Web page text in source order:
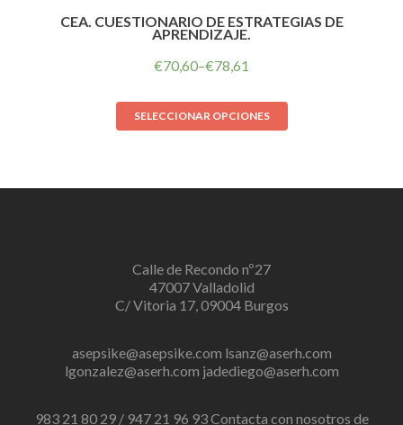
CEA. CUESTIONARIO DE ESTRATEGIAS DE
APRENDIZAJE.
€70,60–€78,61
SELECCIONAR OPCIONES
Calle de Recondo nº27
47007 Valladolid
C/ Vitoria 17, 09004 Burgos
asepsike@asepsike.com lsanz@aserh.com
lgonzalez@aserh.com jadediego@aserh.com
983 21 80 29 / 947 21 96 93 Contacta con nosotros de